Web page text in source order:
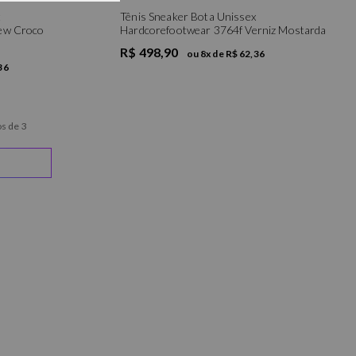
Croco
Tênis Sneaker Bota Unissex
Hardcorefootwear 3764f Verniz Mostarda
R$ 498,90 ou 8x de R$ 62,36
de 3